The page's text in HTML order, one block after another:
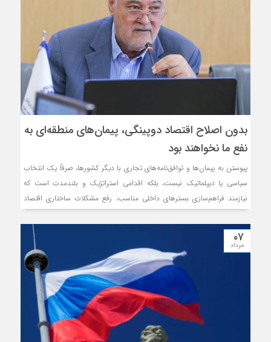
بدون اصلاح اقتصاد دوپینگی، پیمان‌های منطقه‌ای به
نفع ما نخواهند بود
پیوستن به پیمان‌ها و توافق‌نامه‌های تجاری با دیگر کشورها، صرفاً یک انتخاب
سیاسی یا دیپلماتیک نیست، بلکه اقدامی استراتژیک و بلندمدت است که
نیازمند فراهم‌سازی بسترهای داخلی مناسب، رفع مشکلات ساختاری اقتصاد
حمایتی دولت است. تحقق این امر مستلزم آن است که صنایع داخلی به‌تدریج
از وابستگی به یارانه‌ها و حمایت‌های غیرهدفمند فاصله بگیرند، مزیت‌های
رقابتی‌شان تقویت شود و زیرساخت‌های صادرات‌ محور توسعه یابند.
۰۷
مرداد